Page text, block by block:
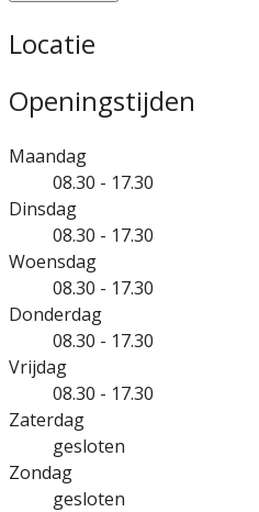
Locatie
Openingstijden
Maandag
08.30 - 17.30
Dinsdag
08.30 - 17.30
Woensdag
08.30 - 17.30
Donderdag
08.30 - 17.30
Vrijdag
08.30 - 17.30
Zaterdag
gesloten
Zondag
gesloten